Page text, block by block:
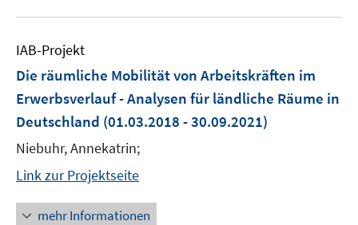
IAB-Projekt
Die räumliche Mobilität von Arbeitskräften im
Erwerbsverlauf - Analysen für ländliche Räume in
Deutschland (01.03.2018 - 30.09.2021)
Niebuhr, Annekatrin;
Link zur Projektseite
mehr Informationen